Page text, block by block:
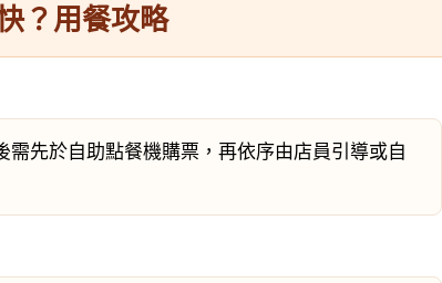
？用餐攻略
先於自助點餐機購票，再依序由店員引導或自